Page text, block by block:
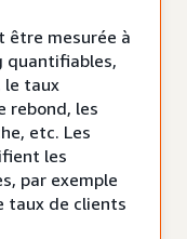
être mesurée à
quantifiables,
le taux
rebond, les
etc. Les
les
par exemple
taux de clients